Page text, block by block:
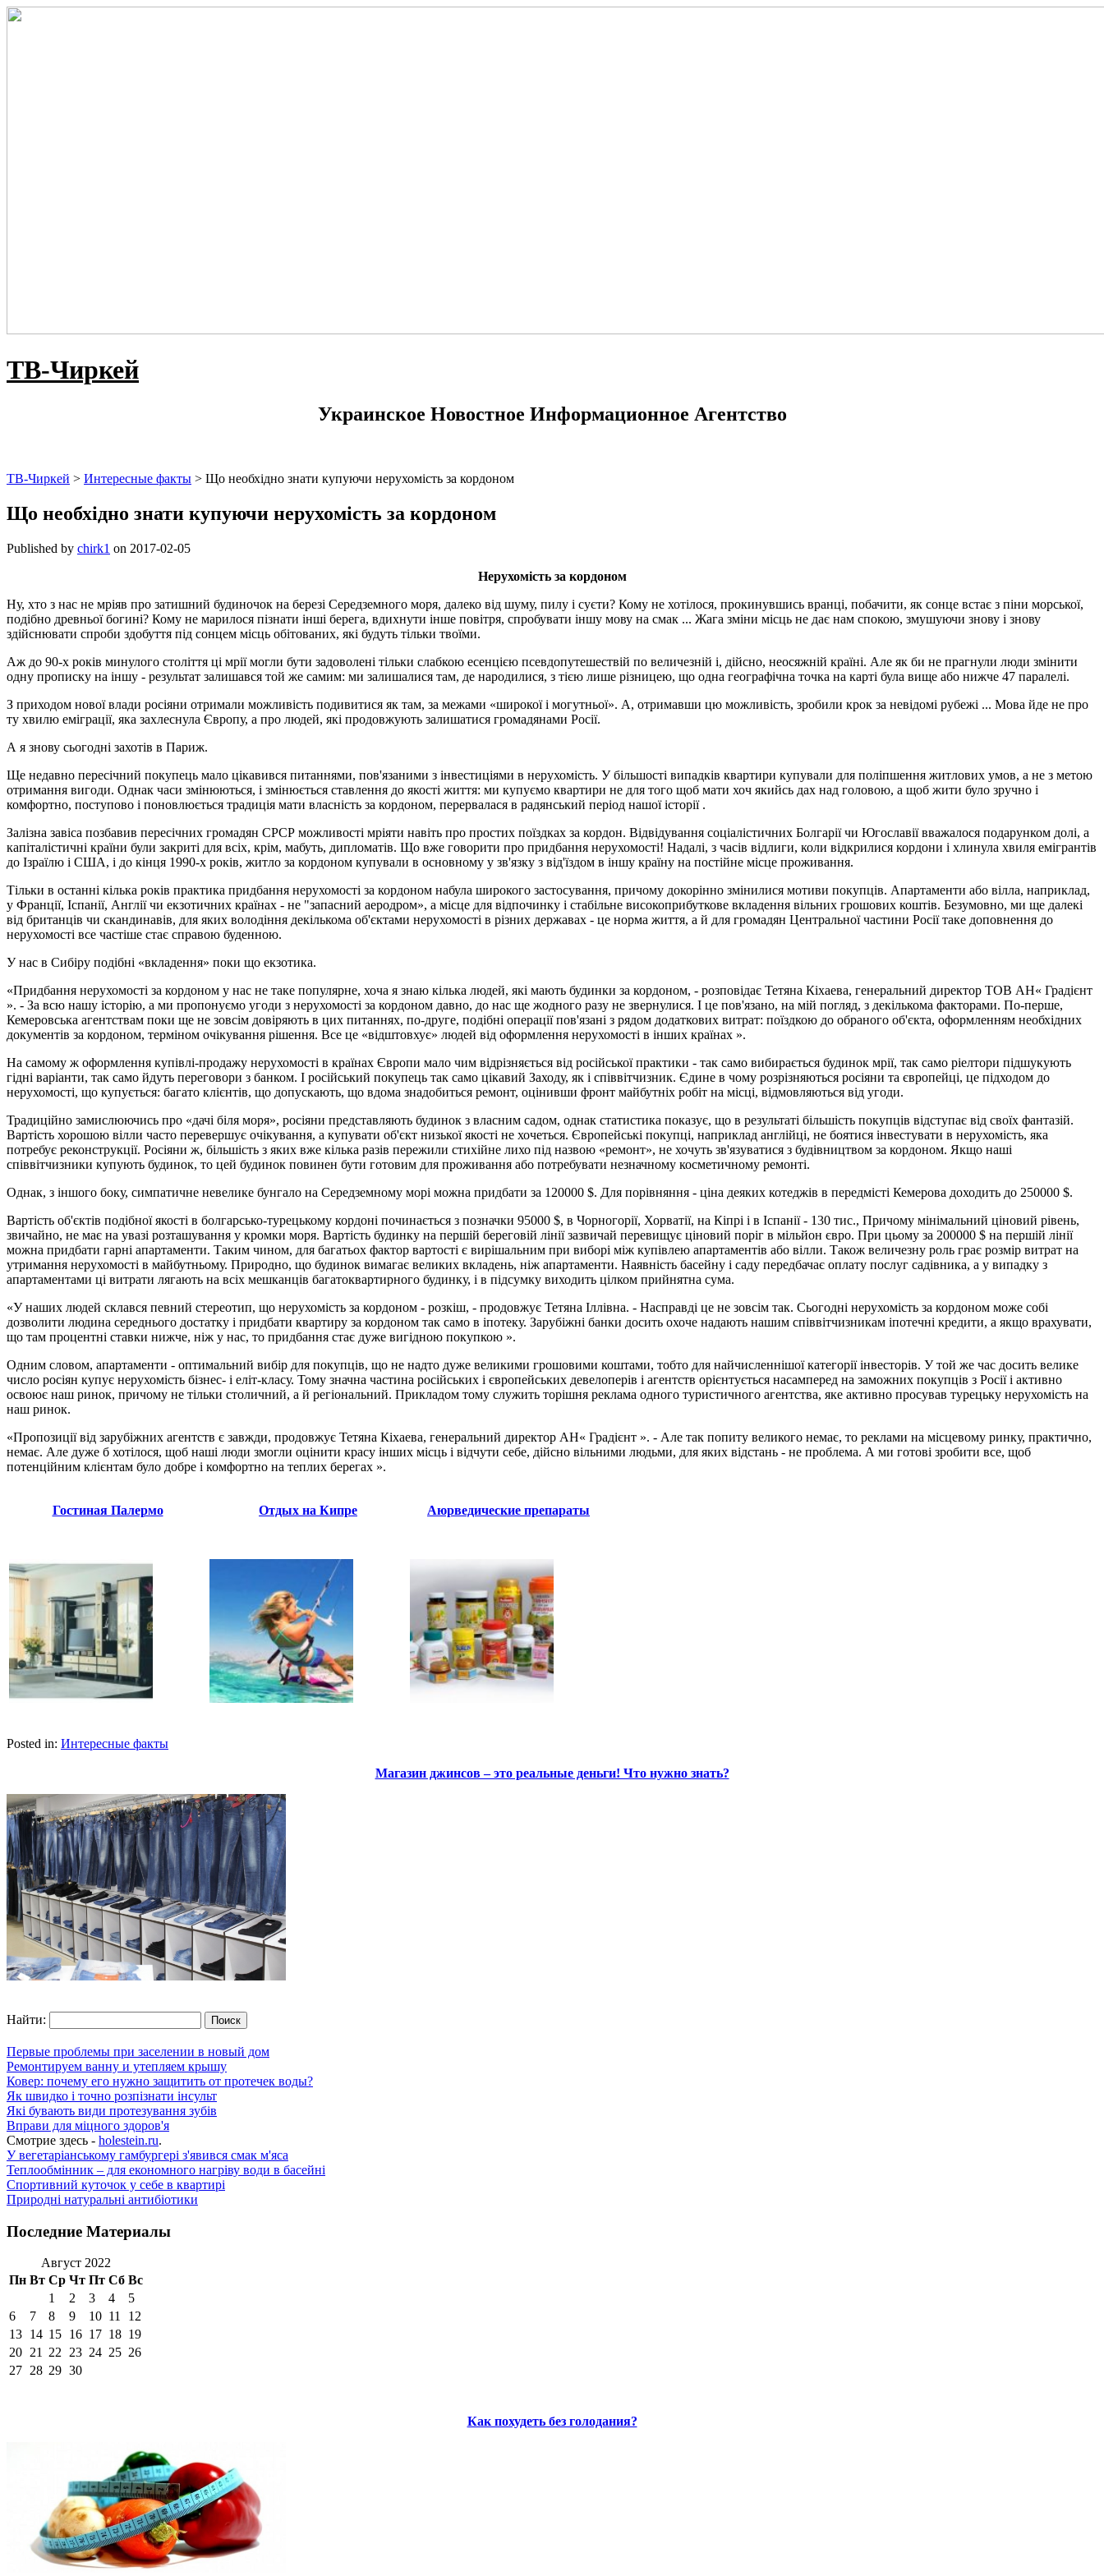
ТВ-Чиркей
Украинское Новостное Информационное Агентство
ТВ-Чиркей > Интересные факты > Що необхідно знати купуючи нерухомість за кордоном
Що необхідно знати купуючи нерухомість за кордоном
Published by chirk1 on 2017-02-05
Нерухомість за кордоном
Ну, хто з нас не мріяв про затишний будиночок на березі Середземного моря, далеко від шуму, пилу і суєти? Кому не хотілося, прокинувшись вранці, побачити, як сонце встає з піни морської,
подібно древньої богині? Кому не марилося пізнати інші берега, вдихнути інше повітря, спробувати іншу мову на смак ... Жага зміни місць не дає нам спокою, змушуючи знову і знову
здійснювати спроби здобуття під сонцем місць обітованих, які будуть тільки твоїми.
Аж до 90-х років минулого століття ці мрії могли бути задоволені тільки слабкою есенцією псевдопутешествій по величезній і, дійсно, неосяжній країні. Але як би не прагнули люди змінити
одну прописку на іншу - результат залишався той же самим: ми залишалися там, де народилися, з тією лише різницею, що одна географічна точка на карті була вище або нижче 47 паралелі.
З приходом нової влади росіяни отримали можливість подивитися як там, за межами «широкої і могутньої». А, отримавши цю можливість, зробили крок за невідомі рубежі ... Мова йде не про
ту хвилю еміграції, яка захлеснула Європу, а про людей, які продовжують залишатися громадянами Росії.
А я знову сьогодні захотів в Париж.
Ще недавно пересічний покупець мало цікавився питаннями, пов'язаними з інвестиціями в нерухомість. У більшості випадків квартири купували для поліпшення житлових умов, а не з метою
отримання вигоди. Однак часи змінюються, і змінюється ставлення до якості життя: ми купуємо квартири не для того щоб мати хоч якийсь дах над головою, а щоб жити було зручно і
комфортно, поступово і поновлюється традиція мати власність за кордоном, перервалася в радянський період нашої історії .
Залізна завіса позбавив пересічних громадян СРСР можливості мріяти навіть про простих поїздках за кордон. Відвідування соціалістичних Болгарії чи Югославії вважалося подарунком долі, а
капіталістичні країни були закриті для всіх, крім, мабуть, дипломатів. Що вже говорити про придбання нерухомості! Надалі, з часів відлиги, коли відкрилися кордони і хлинула хвиля емігрантів
до Ізраїлю і США, і до кінця 1990-х років, житло за кордоном купували в основному у зв'язку з від'їздом в іншу країну на постійне місце проживання.
Тільки в останні кілька років практика придбання нерухомості за кордоном набула широкого застосування, причому докорінно змінилися мотиви покупців. Апартаменти або вілла, наприклад,
у Франції, Іспанії, Англії чи екзотичних країнах - не "запасний аеродром», а місце для відпочинку і стабільне високоприбуткове вкладення вільних грошових коштів. Безумовно, ми ще далекі
від британців чи скандинавів, для яких володіння декількома об'єктами нерухомості в різних державах - це норма життя, а й для громадян Центральної частини Росії таке доповнення до
нерухомості все частіше стає справою буденною.
У нас в Сибіру подібні «вкладення» поки що екзотика.
«Придбання нерухомості за кордоном у нас не таке популярне, хоча я знаю кілька людей, які мають будинки за кордоном, - розповідає Тетяна Кіхаева, генеральний директор ТОВ АН« Градієнт
». - За всю нашу історію, а ми пропонуємо угоди з нерухомості за кордоном давно, до нас ще жодного разу не звернулися. І це пов'язано, на мій погляд, з декількома факторами. По-перше,
Кемеровська агентствам поки ще не зовсім довіряють в цих питаннях, по-друге, подібні операції пов'язані з рядом додаткових витрат: поїздкою до обраного об'єкта, оформленням необхідних
документів за кордоном, терміном очікування рішення. Все це «відштовхує» людей від оформлення нерухомості в інших країнах ».
На самому ж оформлення купівлі-продажу нерухомості в країнах Європи мало чим відрізняється від російської практики - так само вибирається будинок мрії, так само ріелтори підшукують
гідні варіанти, так само йдуть переговори з банком. І російський покупець так само цікавий Заходу, як і співвітчизник. Єдине в чому розрізняються росіяни та європейці, це підходом до
нерухомості, що купується: багато клієнтів, що допускають, що вдома знадобиться ремонт, оцінивши фронт майбутніх робіт на місці, відмовляються від угоди.
Традиційно замислюючись про «дачі біля моря», росіяни представляють будинок з власним садом, однак статистика показує, що в результаті більшість покупців відступає від своїх фантазій.
Вартість хорошою вілли часто перевершує очікування, а купувати об'єкт низької якості не хочеться. Європейські покупці, наприклад англійці, не боятися інвестувати в нерухомість, яка
потребує реконструкції. Росіяни ж, більшість з яких вже кілька разів пережили стихійне лихо під назвою «ремонт», не хочуть зв'язуватися з будівництвом за кордоном. Якщо наші
співвітчизники купують будинок, то цей будинок повинен бути готовим для проживання або потребувати незначному косметичному ремонті.
Однак, з іншого боку, симпатичне невелике бунгало на Середземному морі можна придбати за 120000 $. Для порівняння - ціна деяких котеджів в передмісті Кемерова доходить до 250000 $.
Вартість об'єктів подібної якості в болгарсько-турецькому кордоні починається з позначки 95000 $, в Чорногорії, Хорватії, на Кіпрі і в Іспанії - 130 тис., Причому мінімальний ціновий рівень,
звичайно, не має на увазі розташування у кромки моря. Вартість будинку на першій береговій лінії зазвичай перевищує ціновий поріг в мільйон євро. При цьому за 200000 $ на першій лінії
можна придбати гарні апартаменти. Таким чином, для багатьох фактор вартості є вирішальним при виборі між купівлею апартаментів або вілли. Також величезну роль грає розмір витрат на
утримання нерухомості в майбутньому. Природно, що будинок вимагає великих вкладень, ніж апартаменти. Наявність басейну і саду передбачає оплату послуг садівника, а у випадку з
апартаментами ці витрати лягають на всіх мешканців багатоквартирного будинку, і в підсумку виходить цілком прийнятна сума.
«У наших людей склався певний стереотип, що нерухомість за кордоном - розкіш, - продовжує Тетяна Іллівна. - Насправді це не зовсім так. Сьогодні нерухомість за кордоном може собі
дозволити людина середнього достатку і придбати квартиру за кордоном так само в іпотеку. Зарубіжні банки досить охоче надають нашим співвітчизникам іпотечні кредити, а якщо врахувати,
що там процентні ставки нижче, ніж у нас, то придбання стає дуже вигідною покупкою ».
Одним словом, апартаменти - оптимальний вибір для покупців, що не надто дуже великими грошовими коштами, тобто для найчисленнішої категорії інвесторів. У той же час досить велике
число росіян купує нерухомість бізнес- і еліт-класу. Тому значна частина російських і європейських девелоперів і агентств орієнтується насамперед на заможних покупців з Росії і активно
освоює наш ринок, причому не тільки столичний, а й регіональний. Прикладом тому служить торішня реклама одного туристичного агентства, яке активно просував турецьку нерухомість на
наш ринок.
«Пропозиції від зарубіжних агентств є завжди, продовжує Тетяна Кіхаева, генеральний директор АН« Градієнт ». - Але так попиту великого немає, то реклами на місцевому ринку, практично,
немає. Але дуже б хотілося, щоб наші люди змогли оцінити красу інших місць і відчути себе, дійсно вільними людьми, для яких відстань - не проблема. А ми готові зробити все, щоб
потенційним клієнтам було добре і комфортно на теплих берегах ».
Гостиная Палермо Отдых на Кипре Аюрведические препараты
Posted in: Интересные факты
Магазин джинсов – это реальные деньги! Что нужно знать?
Найти:
Первые проблемы при заселении в новый дом
Ремонтируем ванну и утепляем крышу
Ковер: почему его нужно защитить от протечек воды?
Як швидко і точно розпізнати інсульт
Які бувають види протезування зубів
Вправи для міцного здоров'я
Смотрие здесь - holestein.ru.
У вегетаріанському гамбургері з'явився смак м'яса
Теплообмінник – для економного нагріву води в басейні
Спортивний куточок у себе в квартирі
Природні натуральні антибіотики
Последние Материалы
Август 2022
Пн Вт Ср Чт Пт Сб Вс
1
2 3 4
5
6
7 8 9 10 11
12
13 14 15 16 17 18 19
20 21 22 23 24 25 26
27 28 29 30
Как похудеть без голодания?